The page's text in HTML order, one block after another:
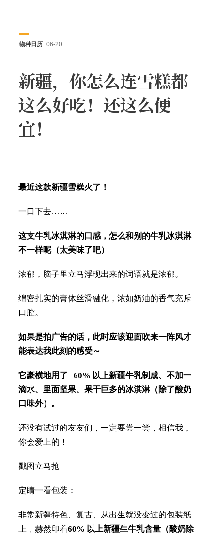
物种日历 06-20
新疆，你怎么连雪糕都
这么好吃！还这么便
宜！
最近这款新疆雪糕火了！
一口下去……
这支牛乳冰淇淋的口感，怎么和别的牛乳冰淇淋
不一样呢（太美味了吧）
浓郁，脑子里立马浮现出来的词语就是浓郁。
绵密扎实的膏体丝滑融化，浓如奶油的香气充斥
口腔。
如果是拍广告的话，此时应该迎面吹来一阵风才
能表达我此刻的感受～
它豪横地用了 60% 以上新疆牛乳制成、不加一
滴水、里面坚果、果干巨多的冰淇淋（除了酸奶
口味外）。
还没有试过的友友们，一定要尝一尝，相信我，
你会爱上的！
戳图立马抢
定睛一看包装：
非常新疆特色、复古、从出生就没变过的包装纸
上，赫然印着60% 以上新疆生牛乳含量（酸奶除